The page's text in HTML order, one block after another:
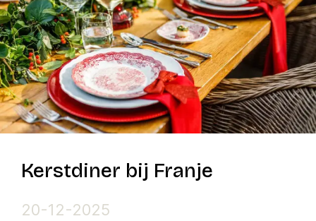
Kerstdiner bij Franje
20-12-2025